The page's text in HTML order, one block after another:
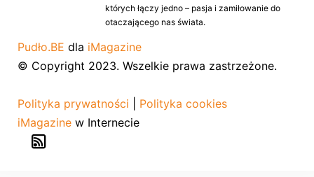
których łączy jedno – pasja i zamiłowanie do
otaczającego nas świata.
Pudło.BE dla iMagazine
© Copyright 2023. Wszelkie prawa zastrzeżone.
Polityka prywatności
Polityka cookies
iMagazine w Internecie